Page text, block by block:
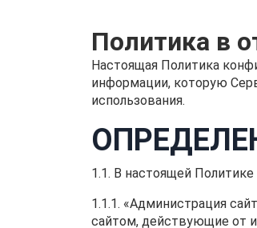
Политика в
Настоящая Политика
информации, которую
использования.
1.1. В настоящей
1.1.1. «Администрация
сайтом, действующие от